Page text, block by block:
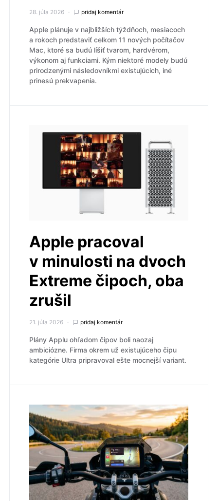
28. júla 2026 pridaj komentár
Apple plánuje v najbližších týždňoch, mesiacoch
a rokoch predstaviť celkom 11 nových počítačov
Mac, ktoré sa budú líšiť tvarom, hardvérom,
výkonom aj funkciami. Kým niektoré modely budú
prirodzenými následovníkmi existujúcich, iné
prinesú prekvapenia.
Apple pracoval
v minulosti na dvoch
Extreme čipoch, oba
zrušil
21. júla 2026 pridaj komentár
Plány Applu ohľadom čipov boli naozaj
ambiciózne. Firma okrem už existujúceho čipu
kategórie Ultra pripravoval ešte mocnejší variant.